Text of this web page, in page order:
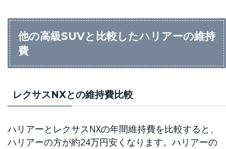
他の高級SUVと比較したハリアーの維持
費
レクサスNXとの維持費比較
ハリアーとレクサスNXの年間維持費を比較すると、
ハリアーの方が約24万円安くなります。ハリアーの